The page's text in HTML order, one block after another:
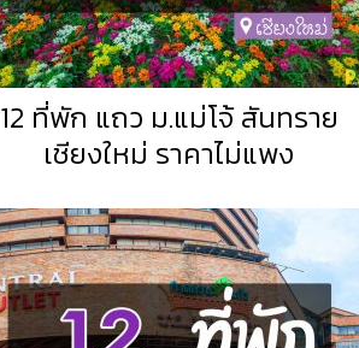
12 ที่พัก แถว ม.แม่โจ้ สันทราย
เชียงใหม่ ราคาไม่แพง